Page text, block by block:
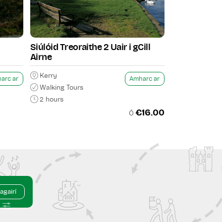
nó
ar
Siúlóid Treoraithe 2 Uair i gCill
Airne
Kerry
Walking Tours
2 hours
Amharc ar
Ó €16.00